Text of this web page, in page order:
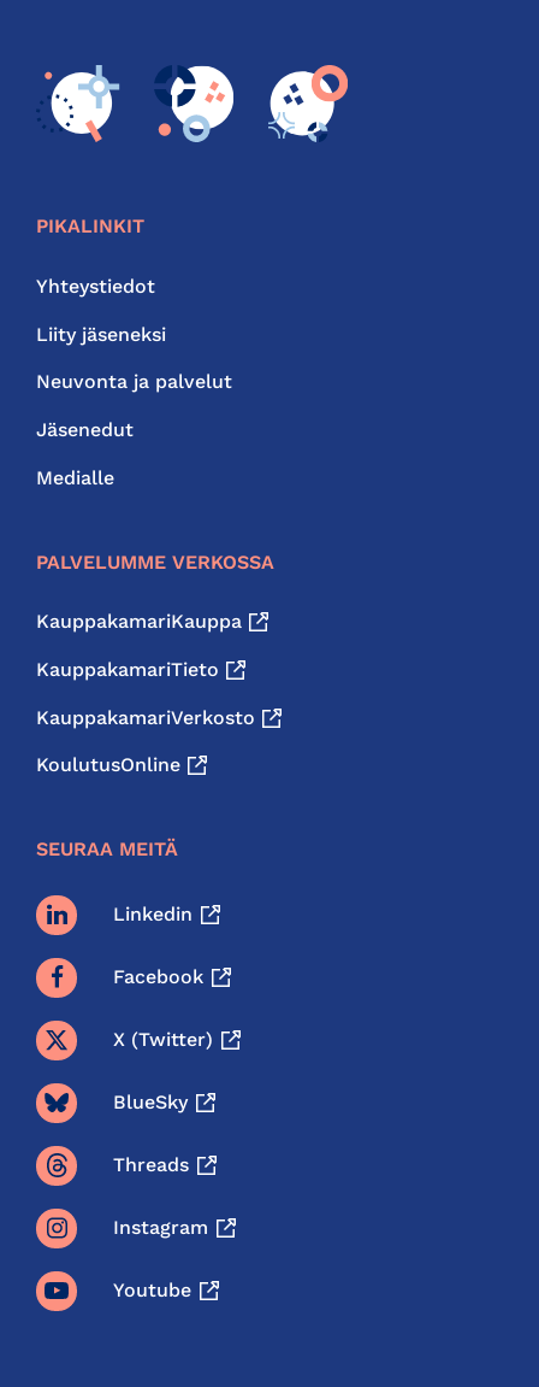
PIKALINKIT
Yhteystiedot
Liity jäseneksi
Neuvonta ja palvelut
Jäsenedut
Medialle
PALVELUMME VERKOSSA
KauppakamariKauppa
KauppakamariTieto
KauppakamariVerkosto
KoulutusOnline
SEURAA MEITÄ
Linkedin
Facebook
X (twitter)
BlueSky
Threads
Instagram
Youtube